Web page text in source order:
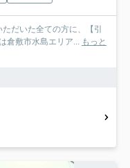
だいた全ての方に、【引
倉敷市水島エリア...
もっと